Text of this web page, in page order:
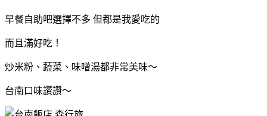
早餐自助吧選擇不多 但都是我愛吃的
而且滿好吃！
炒米粉、蔬菜、味噌湯都非常美味～
台南口味讚讚～